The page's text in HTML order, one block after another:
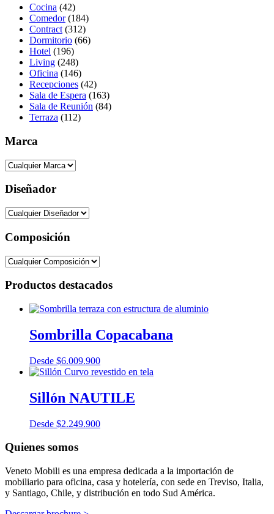
Cocina (42)
Comedor(184)
Contract (312)
Dormitorio (66)
Hotel (196)
Living (248)
Oficina (146)
Recepciones (42)
Sala de Espera (163)
Sala de Reunión (84)
Terraza (112)
Marca
Diseñador
Composición
Productos destacados
Sombrilla Copacabana
Desde $6.009.900
Sillón NAUTILE
Desde $2.249.900
Quienes somos
Veneto Mobili es una empresa dedicada a la importación de
mobiliario para oficina, casa y hotelería, con sede en Treviso, Italia,
y Santiago, Chile, y distribución en todo Sud América.